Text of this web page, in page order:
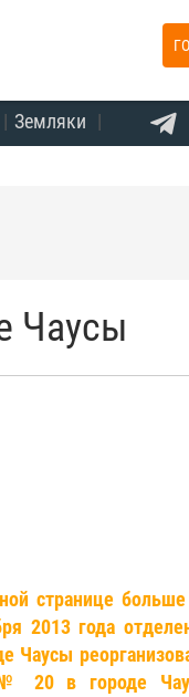
Земляки
Чаусы
странице
2013 года
Чаусы
№ 20 в городе